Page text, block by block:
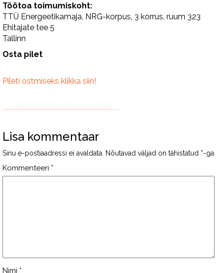
Töötoa toimumiskoht:
TTÜ Energeetikamaja, NRG-korpus, 3 korrus, ruum 323
Ehitajate tee 5
Tallinn
Osta pilet
Pileti ostmiseks klikka siin!
Lisa kommentaar
Sinu e-postiaadressi ei avaldata. Nõutavad väljad on tähistatud *-ga
Kommenteeri *
Nimi *